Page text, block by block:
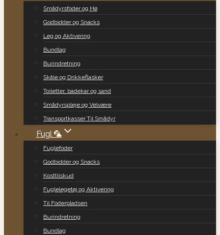
Smådyrsfoder og Hø
Godbidder og Snacks
Leg og Aktivering
Bundlag
Burindretning
Skåle og Drikkeflasker
Toiletter, badekar og sand
Smådyrspleje og Velvære
Transportkasser Til Smådyr
Fugl 🦜
Fuglefoder
Godbidder og Snacks
Kosttilskud
Fuglelegetøj og Aktivering
Til Foderpladsen
Burindretning
Bundlag